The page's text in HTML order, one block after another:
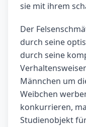
sie mit ihrem
Der
durch seine
durch seine
Männchen um
Weibchen
konkurrieren,
Studienobjekt